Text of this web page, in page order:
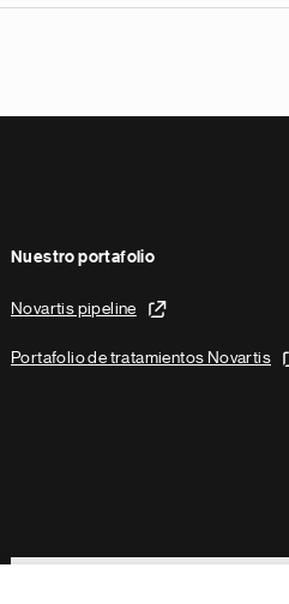
Nuestro portafolio
Novartis pipeline
Portafolio de tratamientos Novartis
Footer Site Search